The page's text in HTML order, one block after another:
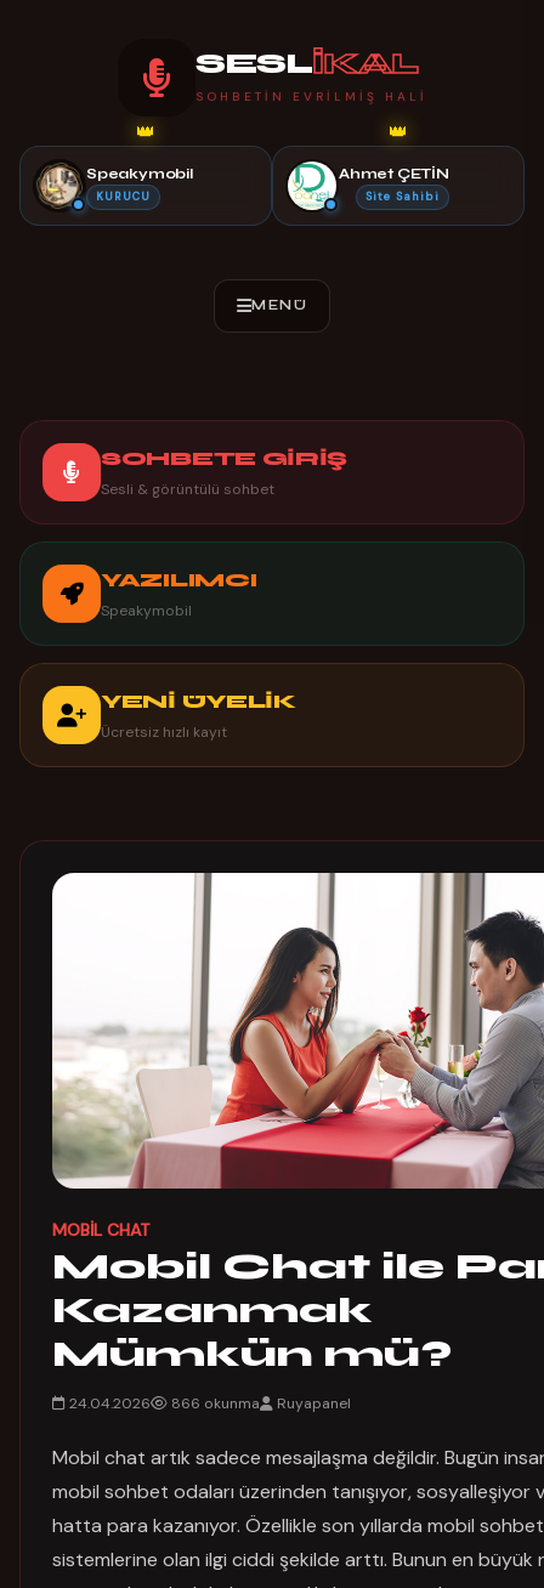
SESLİKAL
SOHBETIN EVRILMIŞ HALI
👑
Speakymobil
KURUCU
👑
Ahmet ÇETİN
Site Sahibi
SOHBETE GİRİŞ
Sesli & görüntülü sohbet
YAZILIMCI
Speakymobil
YENİ ÜYELİK
Ücretsiz hızlı kayıt
MOBIL CHAT
Mobil Chat ile
Kazanmak
Mümkün mü?
24.04.2026 866 okunma Ruyapanel
Mobil chat artık sadece mesajlaşma değildir. Bugün
mobil sohbet odaları üzerinden tanışıyor, sosyalleşiyor
hatta para kazanıyor. Özellikle son yıllarda mobil sohbet
sistemlerine olan ilgi ciddi şekilde arttı. Bunun en büyük